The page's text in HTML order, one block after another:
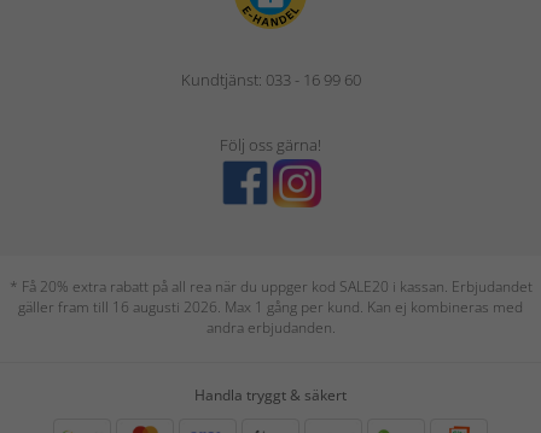
Kundtjänst: 033 - 16 99 60
Följ oss gärna!
* Få 20% extra rabatt på all rea när du uppger kod SALE20 i kassan. Erbjudandet
gäller fram till 16 augusti 2026. Max 1 gång per kund. Kan ej kombineras med
andra erbjudanden.
Handla tryggt & säkert